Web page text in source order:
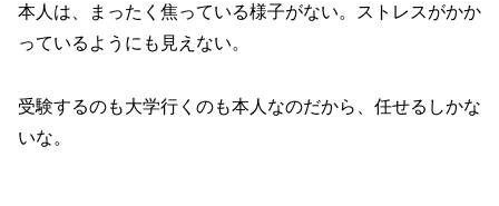
本人は、まったく焦っている様子がない。ストレスがかか
っているようにも見えない。
受験するのも大学行くのも本人なのだから、任せるしかな
いな。